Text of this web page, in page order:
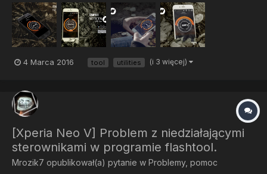
właśnie się znajdujesz. Jedyne czego potrzebujesz to twój
smartphone! Estetycz...
4 Marca 2016 tool utilities (i 3 więcej)
[Xperia Neo V] Problem z niedziałającymi
sterownikami w programie flashtool.
Mrozik7 opublikował(a) pytanie w Problemy, pomoc